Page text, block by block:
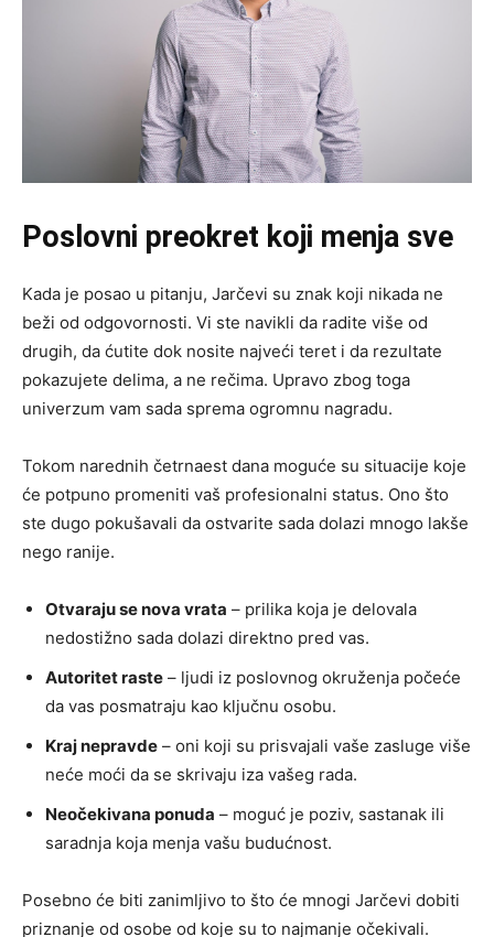
Poslovni preokret koji menja sve
Kada je posao u pitanju, Jarčevi su znak koji nikada ne
beži od odgovornosti. Vi ste navikli da radite više od
drugih, da ćutite dok nosite najveći teret i da rezultate
pokazujete delima, a ne rečima. Upravo zbog toga
univerzum vam sada sprema ogromnu nagradu.
Tokom narednih četrnaest dana moguće su situacije koje
će potpuno promeniti vaš profesionalni status. Ono što
ste dugo pokušavali da ostvarite sada dolazi mnogo lakše
nego ranije.
Otvaraju se nova vrata – prilika koja je delovala
nedostižno sada dolazi direktno pred vas.
Autoritet raste – ljudi iz poslovnog okruženja počeće
da vas posmatraju kao ključnu osobu.
Kraj nepravde – oni koji su prisvajali vaše zasluge više
neće moći da se skrivaju iza vašeg rada.
Neočekivana ponuda – moguć je poziv, sastanak ili
saradnja koja menja vašu budućnost.
Posebno će biti zanimljivo to što će mnogi Jarčevi dobiti
priznanje od osobe od koje su to najmanje očekivali.